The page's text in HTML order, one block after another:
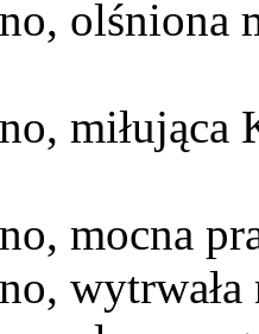
olśniona
miłująca
mocna
wytrwała